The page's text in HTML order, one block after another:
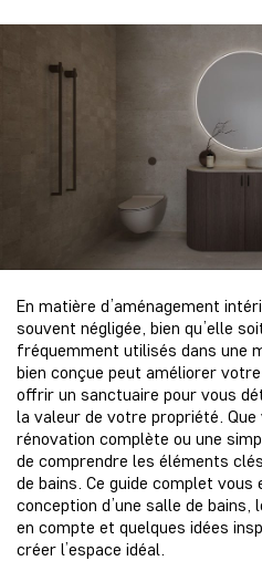
En matière d’aménagement
souvent négligée, bien qu’elle
fréquemment utilisés dans une
bien conçue peut améliorer
offrir un sanctuaire pour vous
la valeur de votre propriété. Que
rénovation complète ou une
de comprendre les éléments
de bains. Ce guide complet vous
conception d’une salle de
en compte et quelques idées
créer l’espace idéal.